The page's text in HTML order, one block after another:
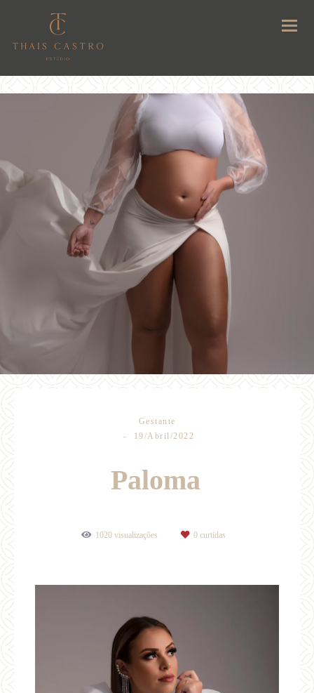
Gestante
19/Abril/2022
Paloma
1020 visualizações 0 curtidas